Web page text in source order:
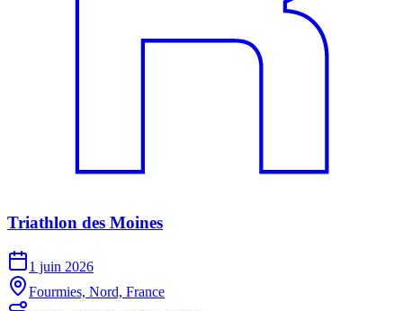
Triathlon des Moines
1 juin 2026
Fourmies, Nord, France